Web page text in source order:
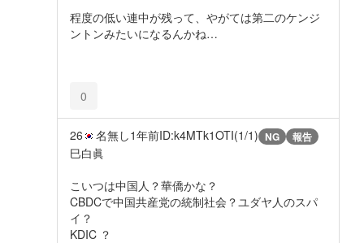
程度の低い連中が残って、やがては第二のケンジ
ントンみたいになるんかね…
0
26 名無し1年前ID:k4MTk1OTI(1/1) NG 報告
巳白眞
こいつは中国人？華僑かな？
CBDCで中国共産党の統制社会？ユダヤ人のスパ
イ？
KDIC ？